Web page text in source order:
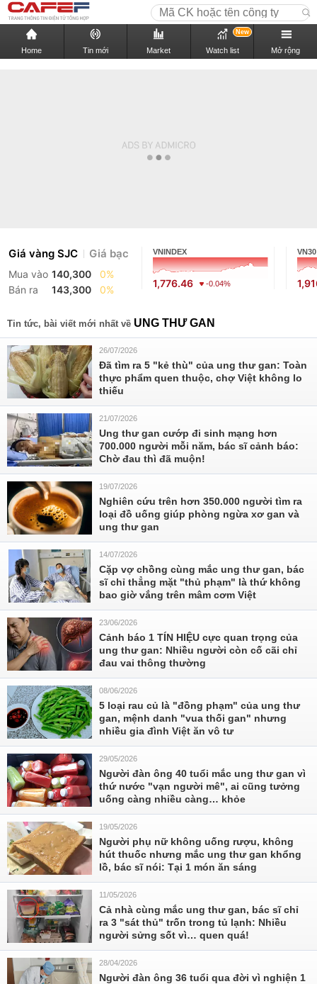
Home Tin mới Market Watch list
New
Mở rộng
Giá vàng SJC Giá bạc
Mua vào 140,300
0%
Bán ra
143,300 0%
VNINDEX
1,776.46 -0.04%
VN30
Tin tức, bài viết mới nhất về UNG THƯ GAN
26/07/2026
Đã tìm ra 5 "kẻ thù" của ung thư gan: Toàn
thực phẩm quen thuộc, chợ Việt không lo
thiếu
21/07/2026
Ung thư gan cướp đi sinh mạng hơn
700.000 người mỗi năm, bác sĩ cảnh báo:
Chờ đau thì đã muộn!
19/07/2026
Nghiên cứu trên hơn 350.000 người tìm ra
loại đồ uống giúp phòng ngừa xơ gan và
ung thư gan
14/07/2026
Cặp vợ chồng cùng mắc ung thư gan, bác
sĩ chỉ thẳng mặt "thủ phạm" là thứ không
bao giờ vắng trên mâm cơm Việt
23/06/2026
Cảnh báo 1 TÍN HIỆU cực quan trọng của
ung thư gan: Nhiều người còn cố cãi chỉ
đau vai thông thường
08/06/2026
5 loại rau củ là "đồng phạm" của ung thư
gan, mệnh danh "vua thối gan" nhưng
nhiều gia đình Việt ăn vô tư
29/05/2026
Người đàn ông 40 tuổi mắc ung thư gan vì
thứ nước "vạn người mê", ai cũng tưởng
uống càng nhiều càng… khỏe
19/05/2026
Người phụ nữ không uống rượu, không
hút thuốc nhưng mắc ung thư gan khổng
lồ, bác sĩ nói: Tại 1 món ăn sáng
11/05/2026
Cả nhà cùng mắc ung thư gan, bác sĩ chỉ
ra 3 "sát thủ" trốn trong tủ lạnh: Nhiều
người sửng sốt vì… quen quá!
28/04/2026
Người đàn ông 36 tuổi qua đời vì nghiện 1